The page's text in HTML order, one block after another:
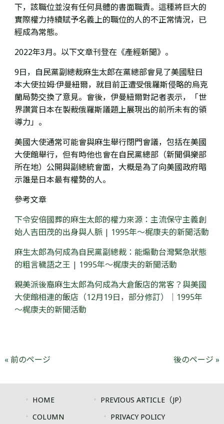
下，該職位並沒有任何具體的書面職責。這種將巨大的
實際權力持續賦予名義上的職位的人的不正常情況，已
經成為常態。
2022年3月。以下文章刊登在《產經新聞》。
9日，自民黨副總裁麻生太郎在黨總部會見了美國駐日
本大使拉姆·伊曼紐爾，就目前正遭受俄羅斯侵略的烏克
蘭局勢交換了意見。會後，伊曼紐爾對記者表示，「世
界讚賞日本在製裁俄羅斯議題上展現出的前所未有的領
導力」。
美國大使通常可能會與麻生舉行閉門會議，包括在美國
大使館舉行，但有時他也會在自民黨總部（新聞俱樂部
所在地）公開與副總統會面，大概是為了向美國政府暗
示誰是日本最有權勢的人。
參考文章
下令安倍國葬的麻生太郎的權力來源：主流保守主義創
始人吉田茂的出身與人脈 | 1995年～梶康夫的新聞活動
麻生太郎為何成為自民黨副總裁：能煽動台灣緊急狀態
的粗言穢語之王 | 1995年～梶康夫的新聞活動
親美派後裔麻生太郎為何成為大倉飯店的常客？與美國
大使館相連的飯店（12月19日，部分修訂）｜1995年
～梶康夫的新聞活動
« 前のページ 後のページ »
HOME
PREVIOUS ARTICLE（JP）
COLUMN
PRIVACY POLICY